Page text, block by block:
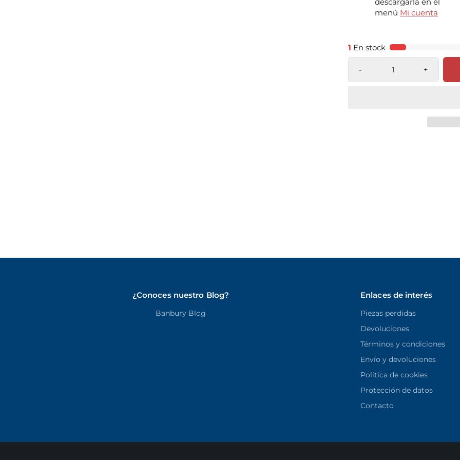
menú Mi cuenta
1 En stock
- +
¿Conoces nuestro Blog?
Banbury Blog
Enlaces de interés
Piezas perdidas
Devoluciones
Términos y condiciones
Envío y devoluciones
Política de cookies
Protección de datos
Contacto